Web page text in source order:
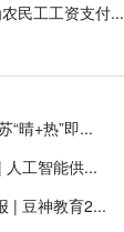
民工工资支付...
“晴+热”即...
人工智能供...
| 豆神教育2...